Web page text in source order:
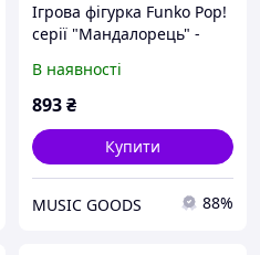
Ігрова фігурка Funko Pop!
серії "Мандалорець" -
В наявності
893₴
Купити
MUSIC GOODS 88%